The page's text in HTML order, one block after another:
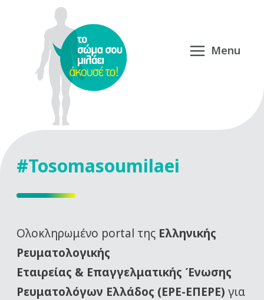
#Tosomasoumilaei
Oλοκληρωμένο portal της Ελληνικής
Ρευματολογικής
Εταιρείας & Επαγγελματικής Ένωσης
Ρευματολόγων Ελλάδος (ΕΡΕ-ΕΠΕΡΕ) για